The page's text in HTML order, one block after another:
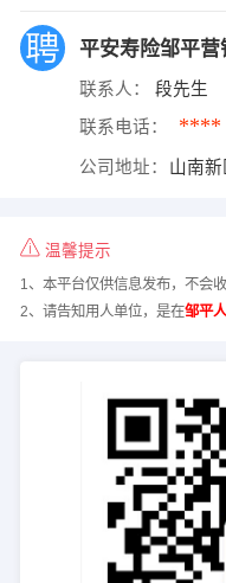
平安寿险邹平营
联系人： 段先生
联系电话： ****
公司地址： 山南
温馨提示
1、本平台仅供信息发布，不会
2、请告知用人单位，是在邹平